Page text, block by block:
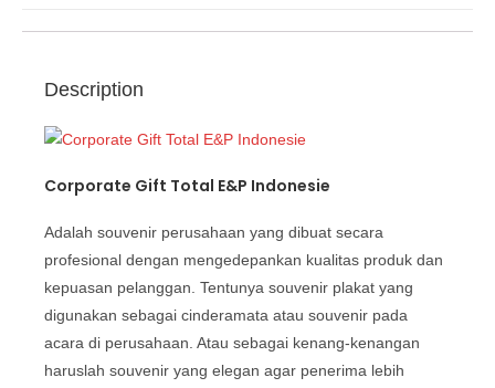
Description
Corporate Gift Total E&P Indonesie
Adalah souvenir perusahaan yang dibuat secara
profesional dengan mengedepankan kualitas produk dan
kepuasan pelanggan. Tentunya souvenir plakat yang
digunakan sebagai cinderamata atau souvenir pada
acara di perusahaan. Atau sebagai kenang-kenangan
haruslah souvenir yang elegan agar penerima lebih